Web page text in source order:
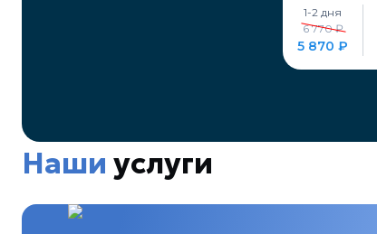
1-2 дня
6 770 ₽
5 870 ₽
Наши услуги